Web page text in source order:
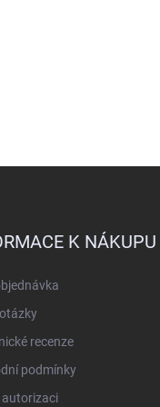
K NÁKUPU
recenze
podmínky
autorizaci